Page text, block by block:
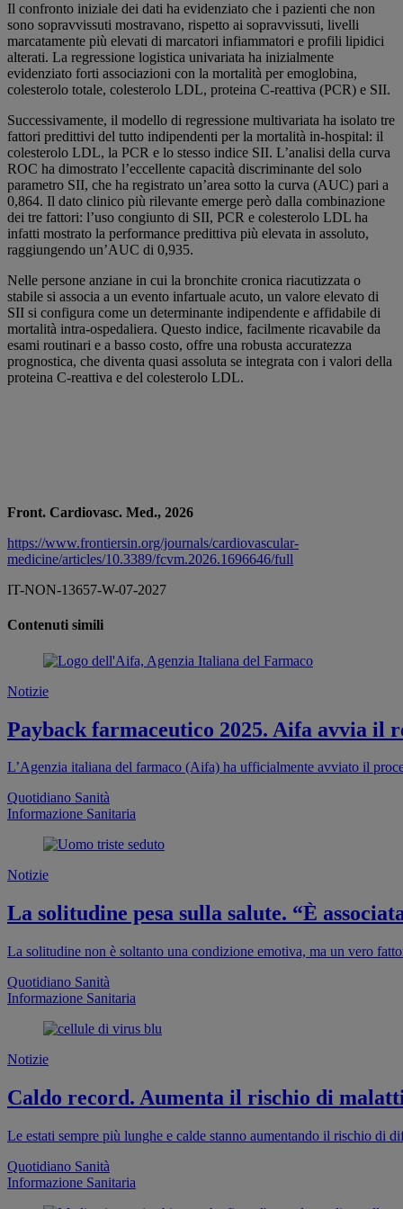
Il confronto iniziale dei dati ha evidenziato che i pazienti che non
sono sopravvissuti mostravano, rispetto ai sopravvissuti, livelli
marcatamente più elevati di marcatori infiammatori e profili lipidici
alterati. La regressione logistica univariata ha inizialmente
evidenziato forti associazioni con la mortalità per emoglobina,
colesterolo totale, colesterolo LDL, proteina C-reattiva (PCR) e SII.
Successivamente, il modello di regressione multivariata ha isolato tre
fattori predittivi del tutto indipendenti per la mortalità in-hospital: il
colesterolo LDL, la PCR e lo stesso indice SII. L’analisi della curva
ROC ha dimostrato l’eccellente capacità discriminante del solo
parametro SII, che ha registrato un’area sotto la curva (AUC) pari a
0,864. Il dato clinico più rilevante emerge però dalla combinazione
dei tre fattori: l’uso congiunto di SII, PCR e colesterolo LDL ha
infatti mostrato la performance predittiva più elevata in assoluto,
raggiungendo un’AUC di 0,935.
Nelle persone anziane in cui la bronchite cronica riacutizzata o
stabile si associa a un evento infartuale acuto, un valore elevato di
SII si configura come un determinante indipendente e affidabile di
mortalità intra-ospedaliera. Questo indice, facilmente ricavabile da
esami routinari e a basso costo, offre una robusta accuratezza
prognostica, che diventa quasi assoluta se integrata con i valori della
proteina C-reattiva e del colesterolo LDL.
Front. Cardiovasc. Med., 2026
https://www.frontiersin.org/journals/cardiovascular-
medicine/articles/10.3389/fcvm.2026.1696646/full
IT-NON-13657-W-07-2027
Contenuti simili
Notizie
Payback farmaceutico 2025. Aifa avvia
L’Agenzia italiana del farmaco (Aifa) ha ufficialmente avviato il
Quotidiano Sanità
Informazione Sanitaria
Notizie
La solitudine pesa sulla salute. “È
La solitudine non è soltanto una condizione emotiva, ma un vero
Quotidiano Sanità
Informazione Sanitaria
Notizie
Caldo record. Aumenta il rischio di
Le estati sempre più lunghe e calde stanno aumentando il rischio
Quotidiano Sanità
Informazione Sanitaria